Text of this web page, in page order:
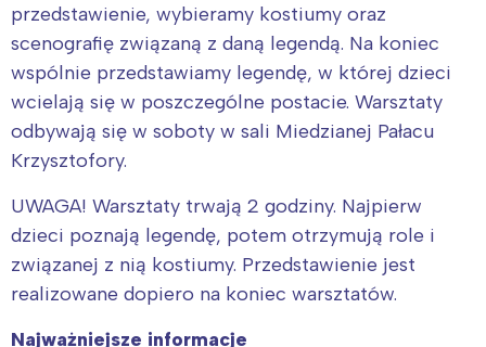
przedstawienie, wybieramy kostiumy oraz
scenografię związaną z daną legendą. Na koniec
wspólnie przedstawiamy legendę, w której dzieci
wcielają się w poszczególne postacie. Warsztaty
odbywają się w soboty w sali Miedzianej Pałacu
Krzysztofory.
UWAGA! Warsztaty trwają 2 godziny. Najpierw
dzieci poznają legendę, potem otrzymują role i
związanej z nią kostiumy. Przedstawienie jest
realizowane dopiero na koniec warsztatów.
Najważniejsze informacje